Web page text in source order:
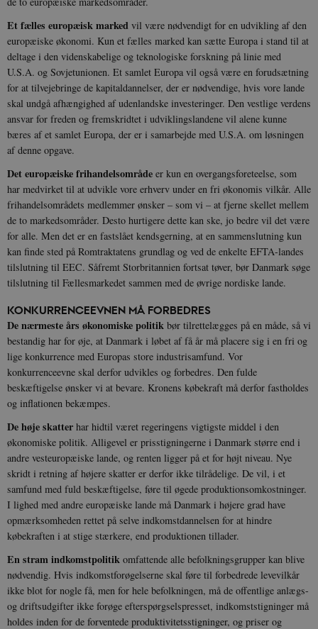
Et fælles europæisk marked vil være nødvendigt for en udvikling af den
europæiske økonomi. Kun et fælles marked kan sætte Europa i stand til at
deltage i den videnskabelige og teknologiske forskning på linie med
U.S.A. og Sovjetunionen. Et samlet Europa vil også være en forudsætning
for at tilvejebringe de kapitaldannelser, der er nødvendige, hvis vore lande
skal undgå afhængighed af udenlandske investeringer. Den vestlige verdens
ansvar for freden og fremskridtet i udviklingslandene vil alene kunne
bæres af et samlet Europa, der er i samarbejde med U.S.A. om løsningen
af denne opgave.
Det europæiske frihandelsområde er kun en overgangsforeteelse, som
har medvirket til at udvikle vore erhverv under en fri økonomis vilkår. Alle
frihandelsområdets medlemmer ønsker – som vi – at fjerne skellet mellem
de to markedsområder. Desto hurtigere dette kan ske, jo bedre vil det være
for alle. Men det er en fastslået kendsgerning, at en sammenslutning kun
kan finde sted på Romtraktatens grundlag og ved de enkelte EFTA-landes
tilslutning til EEC. Såfremt Storbritannien fortsat tøver, bør Danmark søge
tilslutning til Fællesmarkedet sammen med de øvrige nordiske lande.
KONKURRENCEEVNEN MÅ FORBEDRES
De nærmeste års økonomiske politik bør tilrettelægges på en måde, så vi
bestandig har for øje, at Danmark i løbet af få år må placere sig i en fri og
lige konkurrence med Europas store industrisamfund. Vor
konkurrenceevne skal derfor udvikles og forbedres. Den fulde
beskæftigelse ønsker vi at bevare. Kronens købekraft må derfor fastholdes
og inflationen bekæmpes.
De høje skatter har hidtil været regeringens vigtigste middel i den
økonomiske politik. Alligevel er prisstigningerne i Danmark større end i
andre vesteuropæiske lande, og renten ligger på et for højt niveau. Nye
skridt i retning af højere skatter er derfor ikke tilrådelige. De vil, i et
samfund med fuld beskæftigelse, føre til øgede produktionsomkostninger.
I lighed med andre europæiske lande må Danmark i højere grad have
opmærksomheden rettet på selve indkomstdannelsen for at hindre
købekraften i at stige stærkere, end produktionen tillader.
En stram indkomstpolitik omfattende alle befolkningsgrupper kan blive
nødvendig. Hvis indkomstforøgelserne skal føre til forbedrede levevilkår
ikke blot for nogle få, men for hele befolkningen, må de offentlige anlægs-
og driftsudgifter ikke forøge efterspørgselspresset, indkomststigninger må
holdes inden for de forventede produktivitetsstigninger, og priser og